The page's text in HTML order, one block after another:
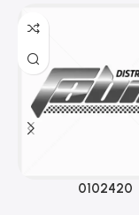
0102420